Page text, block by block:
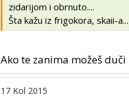
zidarijom i obrnuto....
Šta kažu iz frigokora, skaii-
Ako te zanima možeš
17 Kol 2015